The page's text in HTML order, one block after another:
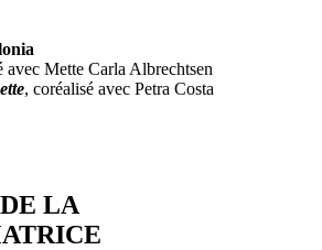
avec Mette Carla Albrechtsen
, coréalisé avec Petra Costa
LA